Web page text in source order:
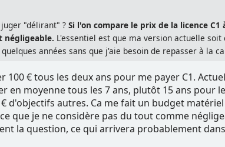
"délirant" ? Si l'on compare le prix de la licence
négligeable. L'essentiel est que ma version actuelle
années sans que j'aie besoin de repasser à la
100 € tous les deux ans pour me payer C1.
en moyenne tous les 7 ans, plutôt 15 ans pour
d'objectifs autres. Ca me fait un budget
que je ne considère pas du tout comme
la question, ce qui arrivera probablement